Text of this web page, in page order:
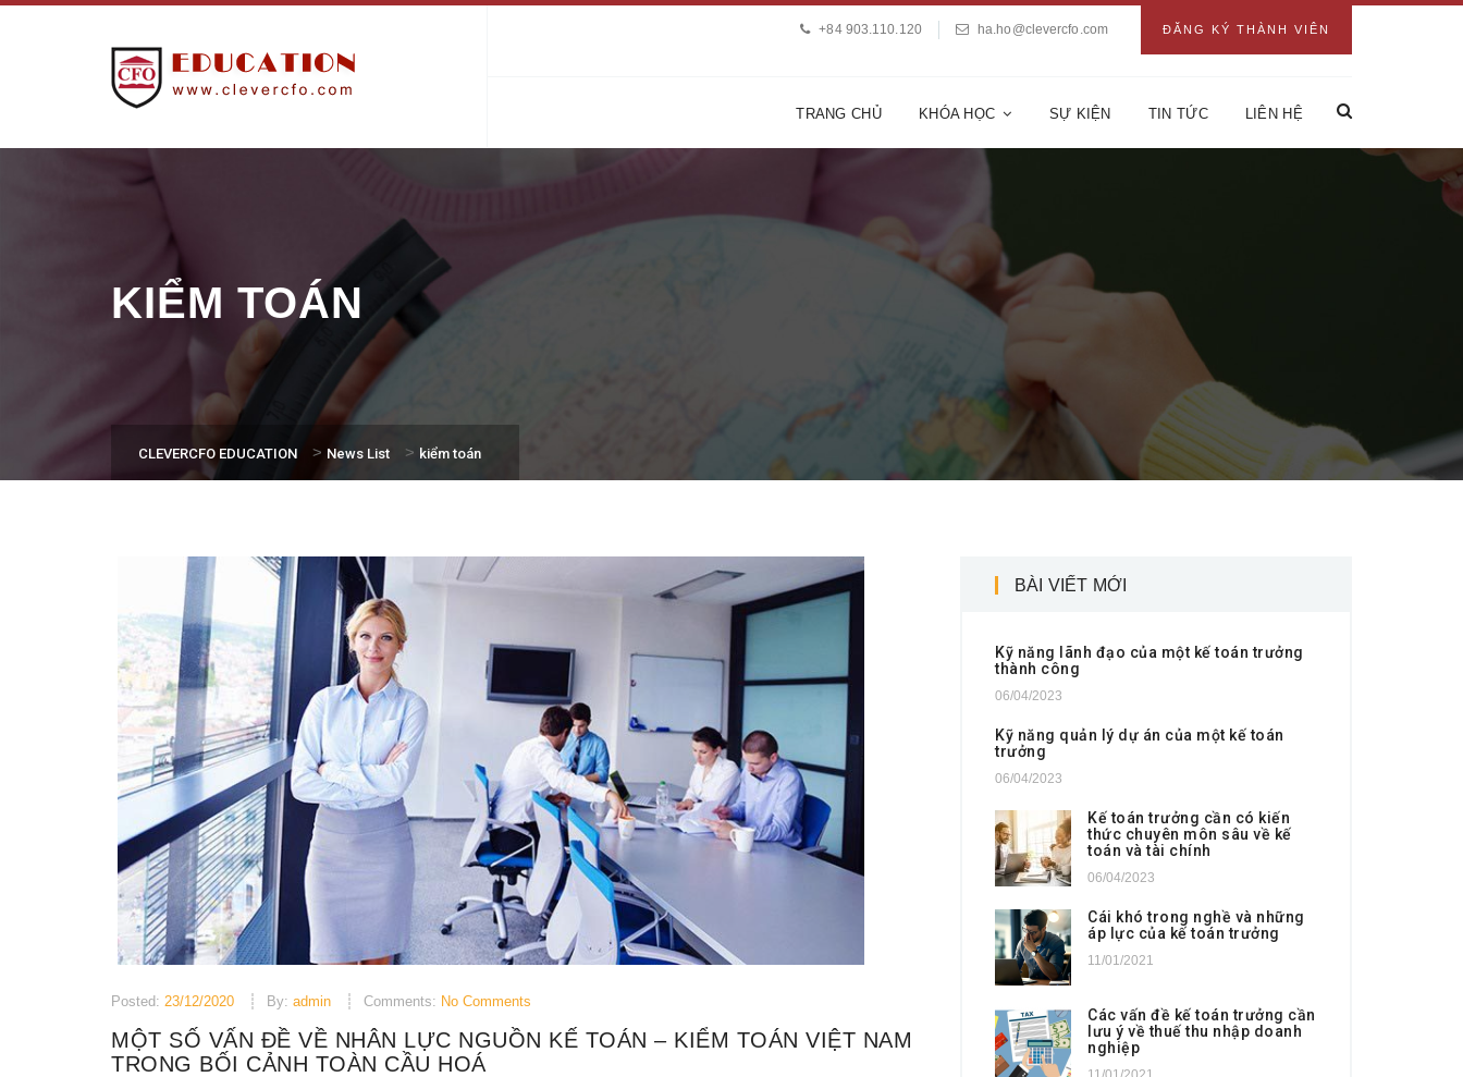
ĐĂNG KÝ THÀNH VIÊN
+84 903.110.120 ha.ho@clevercfo.com
TRANG CHỦ KHÓA HỌC SỰ KIỆN TIN TỨC LIÊN HỆ
KIỂM TOÁN
CLEVERCFO EDUCATION > News List > kiểm toán
Posted: 23/12/2020 By: admin Comments: No Comments
MỘT SỐ VẤN ĐỀ VỀ NHÂN LỰC NGUỒN KẾ TOÁN – KIỂM TOÁN VIỆT NAM
TRONG BỐI CẢNH TOÀN CẦU HOÁ
BÀI VIẾT MỚI
Kỹ năng lãnh đạo của một kế toán trưởng
thành công
06/04/2023
Kỹ năng quản lý dự án của một kế toán
trưởng
06/04/2023
Kế toán trưởng cần có kiến
thức chuyên môn sâu về kế
toán và tài chính
06/04/2023
Cái khó trong nghề và những
áp lực của kế toán trưởng
11/01/2021
Các vấn đề kế toán trưởng cần
lưu ý về thuế thu nhập doanh
nghiệp